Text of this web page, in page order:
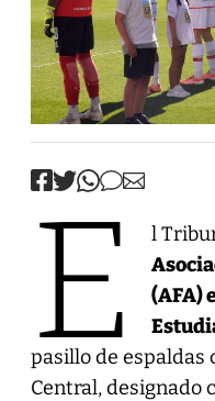
E l
(AFA)
pasillo de espaldas
Central, designado